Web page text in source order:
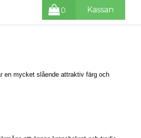
0 Kassan
en mycket slående attraktiv färg och